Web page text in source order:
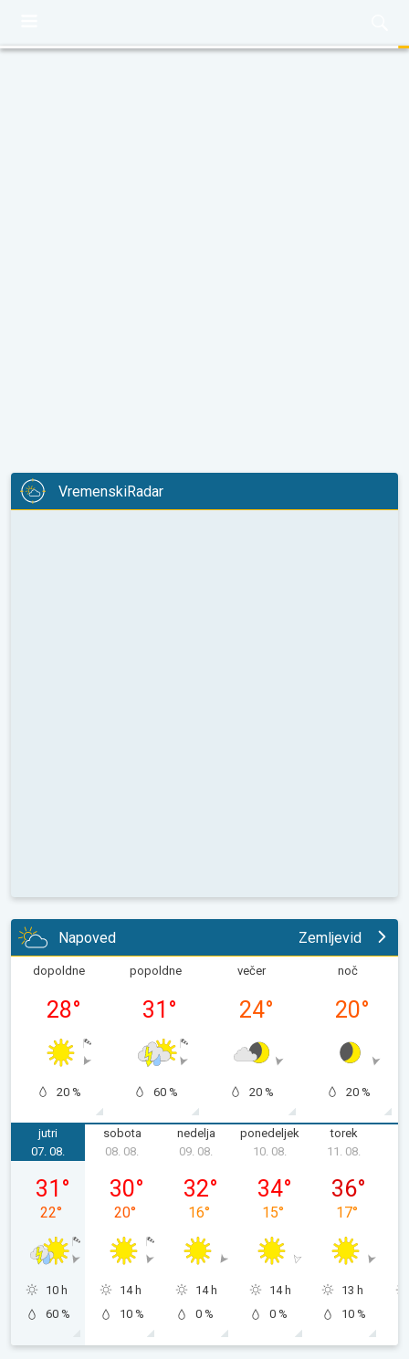
VremenskiRadar
Napoved Zemljevid
dopoldne
28°
20 %
popoldne
31 °
60 %
večer
24°
20 %
noč
20°
20 %
jutri
petek, 07. 08.
07. 08.
31 °
22°
10 h
60 %
sobota
08. 08.
30°
20°
14 h
10 %
nedelja
09. 08.
32°
16°
14 h
0 %
ponedeljek
10. 08.
34°
15°
14 h
0 %
torek
11. 08.
36°
17°
13 h
10 %